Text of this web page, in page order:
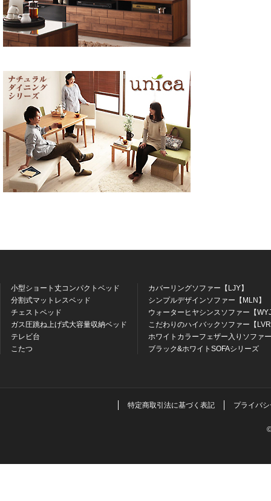
小型ショート丈コンパクトベッド
分割式マットレスベッド
チェストベッド
ガス圧跳ね上げ式大容量収納ベッド
テレビ台
こたつ
カバーリングソファー【LJY】
シンプルデザインソファー【MLN】
ウォーターヒヤシンスソファー【
こだわりのハイバックソファー【
ホワイトカラーフェザー入りソファ
ブラック&ホワイトSOFAシリーズ
特定商取引法に基づく表記 プライバ